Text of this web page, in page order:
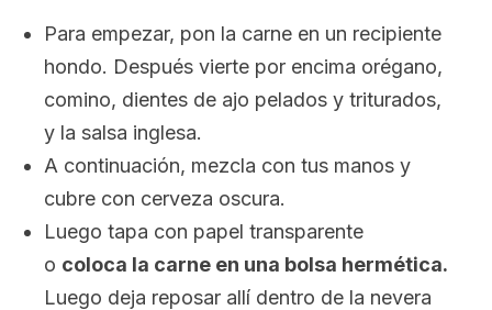
Para empezar, pon la carne en un recipiente
hondo. Después vierte por encima orégano,
comino, dientes de ajo pelados y triturados,
y la salsa inglesa.
A continuación, mezcla con tus manos y
cubre con cerveza oscura.
Luego tapa con papel transparente
o coloca la carne en una bolsa hermética.
Luego deja reposar allí dentro de la nevera